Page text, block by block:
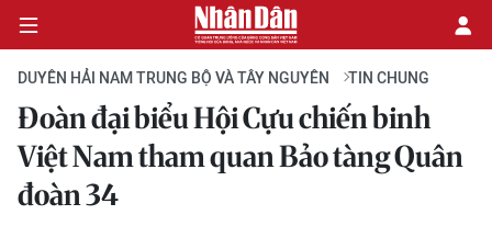
CHÍNH TRỊ
KINH TẾ
DUYÊN HẢI NAM TRUNG BỘ VÀ TÂY NGUYÊN TIN CHUNG
Đoàn đại biểu Hội Cựu chiến binh
Việt Nam tham quan Bảo tàng Quân
đoàn 34